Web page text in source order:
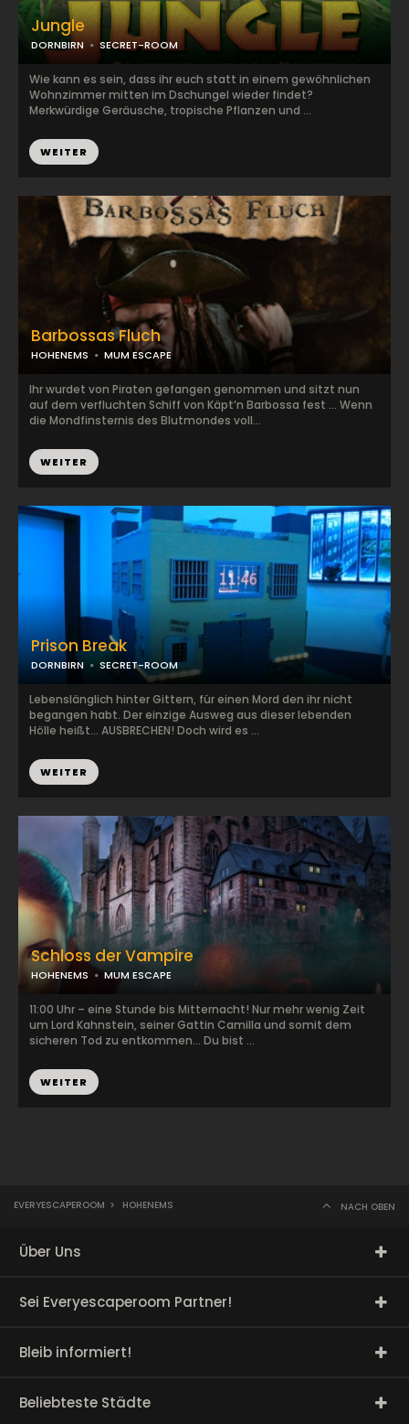
Barbossas Fluch
HOHENEMS MUM ESCAPE
Ihr wurdet von Piraten gefangen genommen und sitzt nun
auf dem verfluchten Schiff von Käpt’n Barbossa fest … Wenn
die Mondfinsternis des Blutmondes voll...
WEITER
Schloss der Vampire
HOHENEMS MUM ESCAPE
11:00 Uhr – eine Stunde bis Mitternacht! Nur mehr wenig Zeit
um Lord Kahnstein, seiner Gattin Camilla und somit dem
sicheren Tod zu entkommen… Du bist ...
WEITER
Jungle
DORNBIRN SECRET-ROOM
Wie kann es sein, dass ihr euch statt in einem gewöhnlichen
Wohnzimmer mitten im Dschungel wieder findet?
Merkwürdige Geräusche, tropische Pflanzen und ...
WEITER
Prison Break
DORNBIRN SECRET-ROOM
Lebenslänglich hinter Gittern, für einen Mord den ihr nicht
begangen habt. Der einzige Ausweg aus dieser lebenden
Hölle heißt… AUSBRECHEN! Doch wird es ...
WEITER
EVERYESCAPEROOM > HOHENEMS NACH OBEN
Über Uns
Sei Everyescaperoom Partner!
Bleib informiert!
Beliebteste Städte